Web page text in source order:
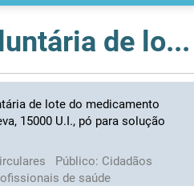
Recolha voluntária de lote do medicamento Bleomicina Teva, 15000 U.I., pó para solução injectável
de lote do medicamento
15000 U.I., pó para solução
Público: Cidadãos
de saúde